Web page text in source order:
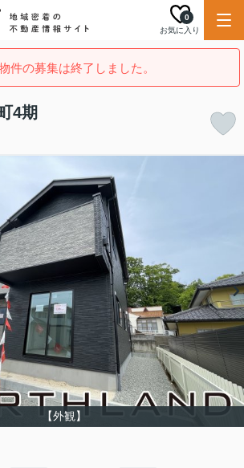
お気に入り
0
件の募集は終了しました。
4期
【外観】